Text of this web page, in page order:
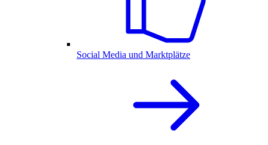
Social Media und Marktplätze